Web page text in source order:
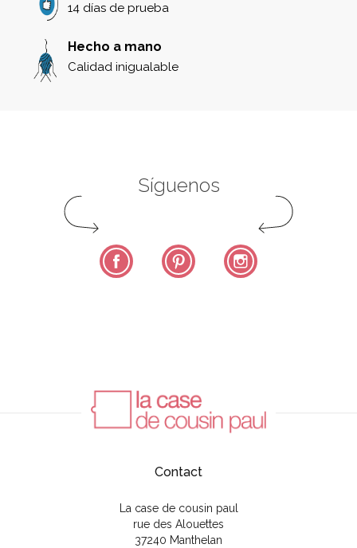
14 días de prueba
Hecho a mano
Calidad inigualable
Síguenos
Facebook Pinterest
Contact
La case de cousin paul
rue des Alouettes
37240 Manthelan